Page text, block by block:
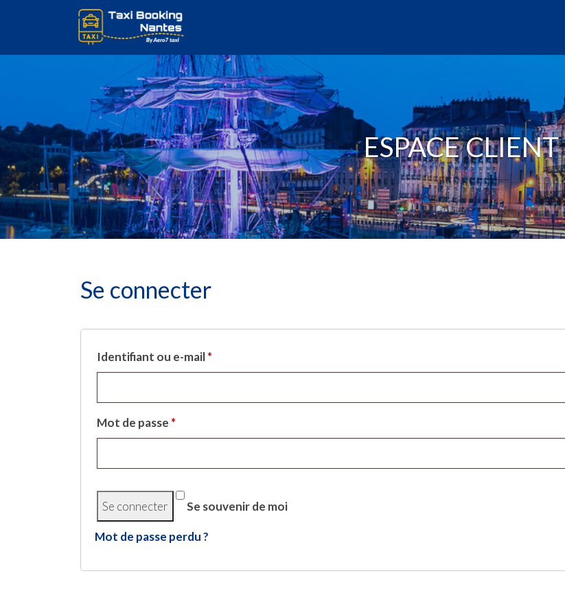
ESPACE CLIENT
Se connecter
Identifiant ou e-mail*
Mot de passe *
Se souvenir de moi
Mot de passe perdu ?